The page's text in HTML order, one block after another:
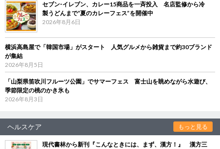
セブン‐イレブン、カレー15商品を一斉投入 名店監修から冷
製うどんまで“夏のカレーフェス”を開催中
2026年8月6日
横浜高島屋で「韓国市場」がスタート 人気グルメから雑貨まで約30ブランド
が集結
2026年8月5日
「山梨県笛吹川フルーツ公園」でサマーフェス 富士山を眺めながら水遊び、
季節限定の桃のかき氷も
2026年8月3日
ヘルスケア もっと見る
現代書林から新刊『こんなときには、まず、漢方！』 漢方三